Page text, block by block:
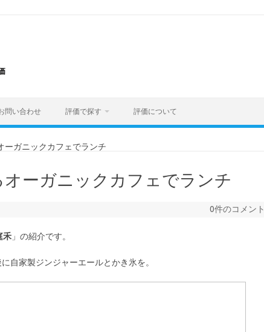
問い合わせ 評価で探す 評価について
ーガニックカフェでランチ
オーガニックカフェでランチ
0件のコメント
禾 」の紹介です。
自家製ジンジャーエールとかき氷を。